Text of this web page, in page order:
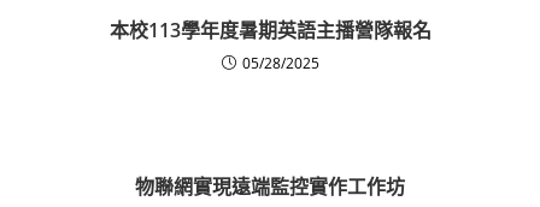
本校113學年度暑期英語主播營隊報名
05/28/2025
物聯網實現遠端監控實作工作坊